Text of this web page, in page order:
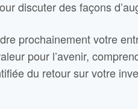
discuter des façons
prochainement votre
pour l’avenir,
du retour sur votre